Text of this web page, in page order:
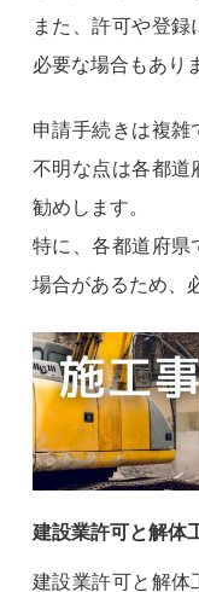
また、許可や登
必要な場合もあり
申請手続きは複雑
不明な点は各都道
勧めします。
特に、各都道府県
場合があるため、
建設業許可と解体
建設業許可と解体